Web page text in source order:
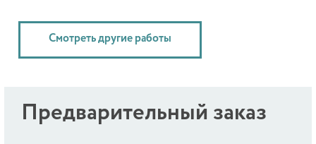
Смотреть другие работы
Предварительный заказ